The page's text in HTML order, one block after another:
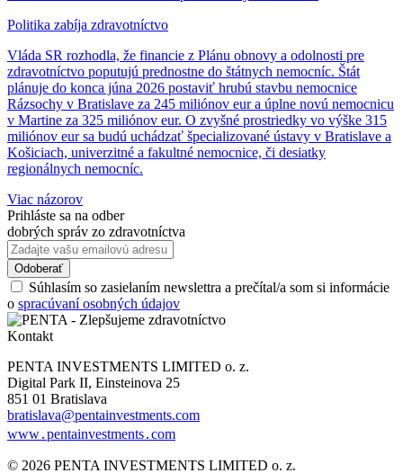
Politika zabíja zdravotníctvo
Vláda SR rozhodla, že financie z Plánu obnovy a odolnosti pre
zdravotníctvo poputujú prednostne do štátnych nemocníc. Štát
plánuje do konca júna 2026 postaviť hrubú stavbu nemocnice
Rázsochy v Bratislave za 245 miliónov eur a úplne novú nemocnicu
v Martine za 325 miliónov eur. O zvyšné prostriedky vo výške 315
miliónov eur sa budú uchádzať špecializované ústavy v Bratislave a
Košiciach, univerzitné a fakultné nemocnice, či desiatky
regionálnych nemocníc.
Viac názorov
Prihláste sa na odber
dobrých správ zo zdravotníctva
Súhlasím so zasielaním newslettra a prečítal/a som si informácie
o spracúvaní osobných údajov
Kontakt
PENTA INVESTMENTS LIMITED o. z.
Digital Park II, Einsteinova 25
851 01 Bratislava
bratislava@pentainvestments.com
www․pentainvestments․com
© 2026 PENTA INVESTMENTS LIMITED o. z.